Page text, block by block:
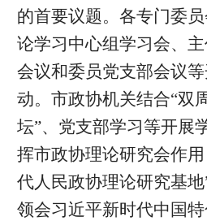
的首要议题。各专门委
论学习中心组学习会、
会议和委员党支部会议
动。市政协机关结合“双
坛”、党支部学习等开展
挥市政协理论研究会作
代人民政协理论研究基
领会习近平新时代中国特